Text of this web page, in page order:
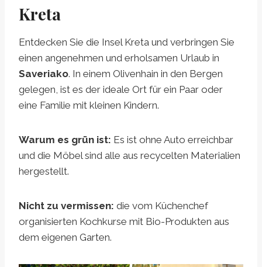
Kreta
Entdecken Sie die Insel Kreta und verbringen Sie
einen angenehmen und erholsamen Urlaub in
Saveriako. In einem Olivenhain in den Bergen
gelegen, ist es der ideale Ort für ein Paar oder
eine Familie mit kleinen Kindern.
Warum es grün ist: Es ist ohne Auto erreichbar
und die Möbel sind alle aus recycelten Materialien
hergestellt.
Nicht zu vermissen: die vom Küchenchef
organisierten Kochkurse mit Bio-Produkten aus
dem eigenen Garten.